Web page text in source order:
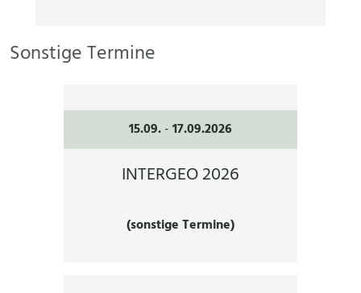
Sonstige Termine
15.09.-17.09.2026
INTERGEO 2026
(sonstige Termine)